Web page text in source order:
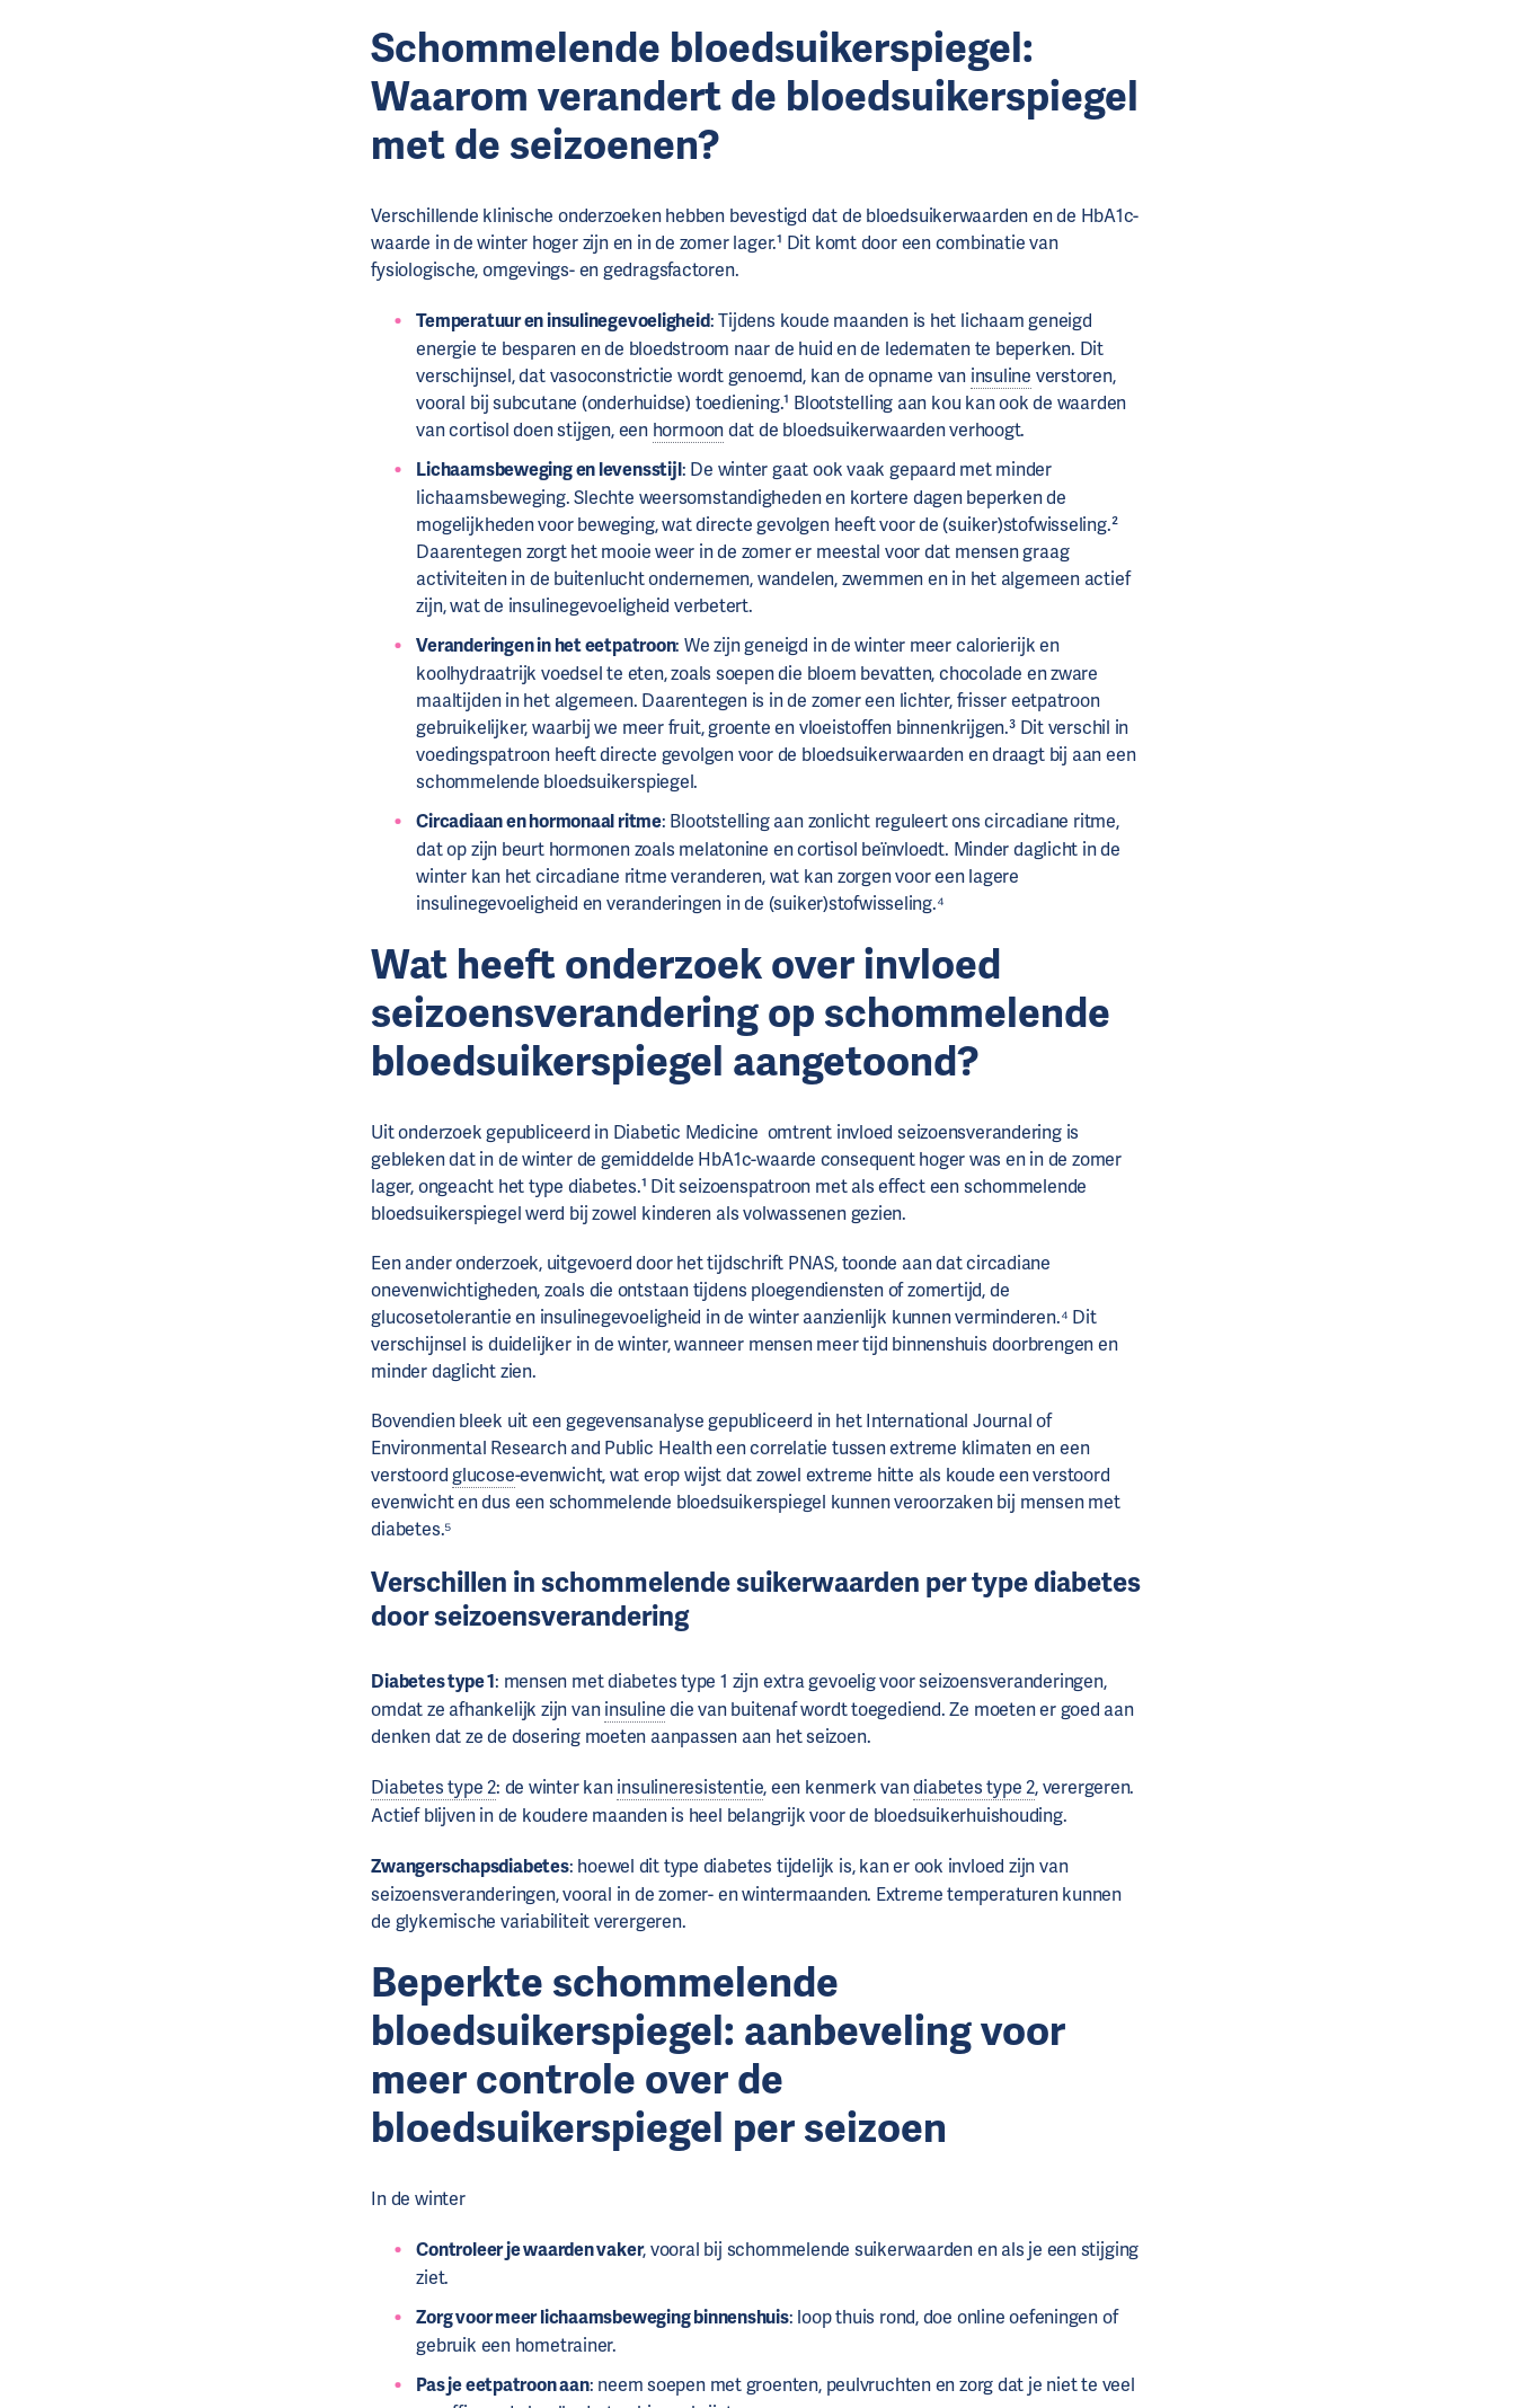
Schommelende bloedsuikerspiegel:
Waarom verandert de bloedsuikerspiegel
met de seizoenen?
Verschillende klinische onderzoeken hebben bevestigd dat de bloedsuikerwaarden en de HbA1c-
waarde in de winter hoger zijn en in de zomer lager.¹ Dit komt door een combinatie van
fysiologische, omgevings- en gedragsfactoren.
Temperatuur en insulinegevoeligheid: Tijdens koude maanden is het lichaam geneigd
energie te besparen en de bloedstroom naar de huid en de ledematen te beperken. Dit
verschijnsel, dat vasoconstrictie wordt genoemd, kan de opname van insuline verstoren,
vooral bij subcutane (onderhuidse) toediening.¹ Blootstelling aan kou kan ook de waarden
van cortisol doen stijgen, een hormoondat de bloedsuikerwaarden verhoogt.
Lichaamsbeweging en levensstijl: De winter gaat ook vaak gepaard met minder
lichaamsbeweging. Slechte weersomstandigheden en kortere dagen beperken de
mogelijkheden voor beweging, wat directe gevolgen heeft voor de (suiker)stofwisseling.²
Daarentegen zorgt het mooie weer in de zomer er meestal voor dat mensen graag
activiteiten in de buitenlucht ondernemen, wandelen, zwemmen en in het algemeen actief
zijn, wat de insulinegevoeligheid verbetert.
Veranderingen in het eetpatroon: We zijn geneigd in de winter meer calorierijk en
koolhydraatrijk voedsel te eten, zoals soepen die bloem bevatten, chocolade en zware
maaltijden in het algemeen. Daarentegen is in de zomer een lichter, frisser eetpatroon
gebruikelijker, waarbij we meer fruit, groente en vloeistoffen binnenkrijgen.³ Dit verschil in
voedingspatroon heeft directe gevolgen voor de bloedsuikerwaarden en draagt bij aan een
schommelende bloedsuikerspiegel.
Circadiaan en hormonaal ritme: Blootstelling aan zonlicht reguleert ons circadiane ritme,
dat op zijn beurt hormonen zoals melatonine en cortisol beïnvloedt. Minder daglicht in de
winter kan het circadiane ritme veranderen, wat kan zorgen voor een lagere
insulinegevoeligheid en veranderingen in de (suiker)stofwisseling.⁴
Wat heeft onderzoek over invloed
seizoensverandering op schommelende
bloedsuikerspiegel aangetoond?
Uit onderzoek gepubliceerd in Diabetic Medicine omtrent invloed seizoensverandering is
gebleken dat in de winter de gemiddelde HbA1c-waarde consequent hoger was en in de zomer
lager, ongeacht het type diabetes.¹ Dit seizoenspatroon met als effect een schommelende
bloedsuikerspiegel werd bij zowel kinderen als volwassenen gezien.
Een ander onderzoek, uitgevoerd door het tijdschrift PNAS, toonde aan dat circadiane
onevenwichtigheden, zoals die ontstaan tijdens ploegendiensten of zomertijd, de
glucosetolerantie en insulinegevoeligheid in de winter aanzienlijk kunnen verminderen.⁴ Dit
verschijnsel is duidelijker in de winter, wanneer mensen meer tijd binnenshuis doorbrengen en
minder daglicht zien.
Bovendien bleek uit een gegevensanalyse gepubliceerd in het International Journal of
Environmental Research and Public Health een correlatie tussen extreme klimaten en een
verstoordglucose-evenwicht, wat erop wijst dat zowel extreme hitte als koude een verstoord
evenwicht en dus een schommelende bloedsuikerspiegel kunnen veroorzaken bij mensen met
diabetes.⁵
Verschillen in schommelende suikerwaarden per type diabetes
door seizoensverandering
Diabetes type 1: mensen met diabetes type 1 zijn extra gevoelig voor seizoensveranderingen,
omdat ze afhankelijk zijn vaninsulinedie van buitenaf wordt toegediend. Ze moeten er goed aan
denken dat ze de dosering moeten aanpassen aan het seizoen.
Diabetes type 2: de winter kaninsulineresistentie, een kenmerk vandiabetes type 2, verergeren.
Actief blijven in de koudere maanden is heel belangrijk voor de bloedsuikerhuishouding.
Zwangerschapsdiabetes: hoewel dit type diabetes tijdelijk is, kan er ook invloed zijn van
seizoensveranderingen, vooral in de zomer- en wintermaanden. Extreme temperaturen kunnen
de glykemische variabiliteit verergeren.
Beperkte schommelende
bloedsuikerspiegel: aanbeveling voor
meer controle over de
bloedsuikerspiegel per seizoen
In de winter
Controleer je waarden vaker, vooral bij schommelende suikerwaarden en als je een stijging
ziet.
Zorg voor meer lichaamsbeweging binnenshuis: loop thuis rond, doe online oefeningen of
gebruik een hometrainer.
Pas je eetpatroon aan: neem soepen met groenten, peulvruchten en zorg dat je niet te veel